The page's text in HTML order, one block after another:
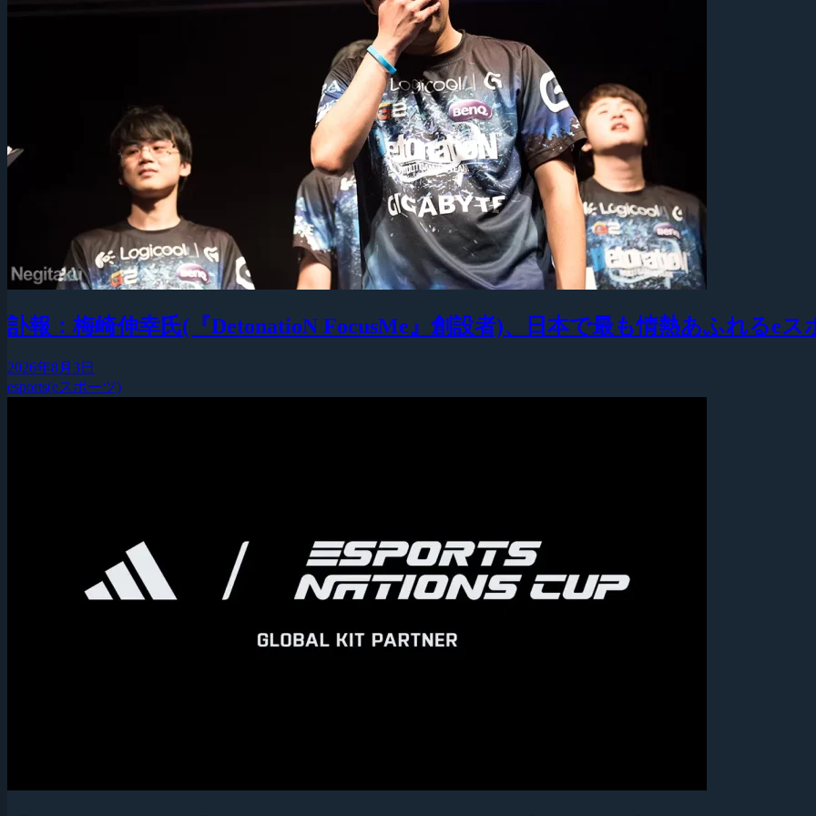
訃報：梅崎伸幸氏(『DetonatioN FocusMe』創設者)、日本で最も情熱あふれるeス
2026年8月3日
esports(eスポーツ)